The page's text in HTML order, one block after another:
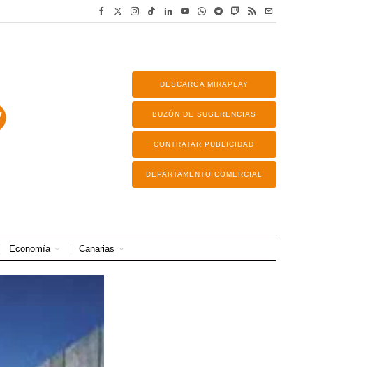
DESCARGA MIRAPLAY
BUZÓN DE SUGERENCIAS
CONTRATAR PUBLICIDAD
DEPARTAMENTO COMERCIAL
Economía Canarias